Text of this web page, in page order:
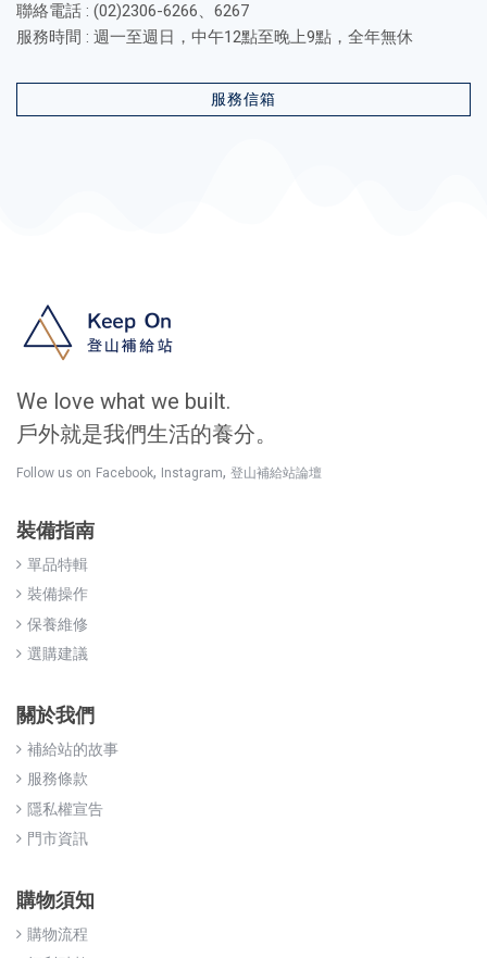
聯絡電話 : (02)2306-6266、6267
服務時間 : 週一至週日，中午12點至晚上9點，全年無休
服務信箱
We love what we built.
戶外就是我們生活的養分。
Follow us on Facebook, Instagram, 登山補給站論壇
裝備指南
單品特輯
裝備操作
保養維修
選購建議
關於我們
補給站的故事
服務條款
隱私權宣告
門市資訊
購物須知
購物流程